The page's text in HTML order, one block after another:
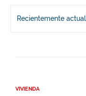
Recientemente
VIVIENDA